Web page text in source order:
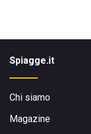
Spiagge.it
Chi siamo
Magazine